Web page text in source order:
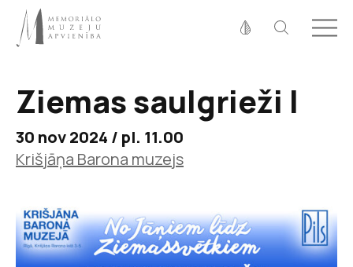
125%
150%
Kontrasts
Ziemas saulgrieži I
30 nov 2024 / pl. 11.00
Krišjāņa Barona muzejs